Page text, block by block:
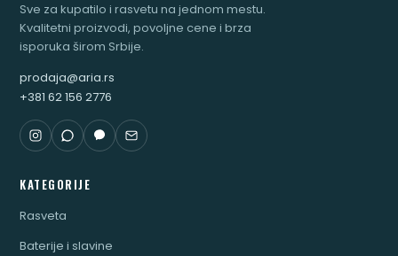
Sve za kupatilo i rasvetu na jednom mestu.
Kvalitetni proizvodi, povoljne cene i brza
isporuka širom Srbije.
prodaja@aria.rs
+381 62 156 2776
KATEGORIJE
Rasveta
Baterije i slavine